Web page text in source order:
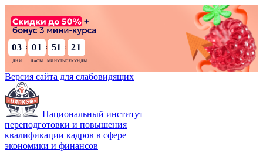
03 : 01 : 51 : 19
Версия сайта для слабовидящих
Национальный институт
переподготовки и повышения
квалификации кадров в сфере
экономики и финансов